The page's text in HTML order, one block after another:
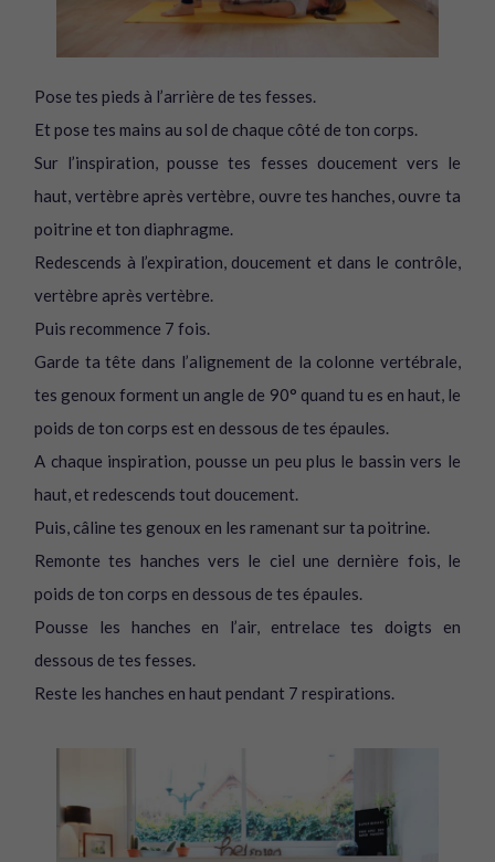
Pose tes pieds à l’arrière de tes fesses.
Et pose tes mains au sol de chaque côté de ton corps.
Sur l’inspiration, pousse tes fesses doucement vers le
haut, vertèbre après vertèbre, ouvre tes hanches, ouvre ta
poitrine et ton diaphragme.
Redescends à l’expiration, doucement et dans le contrôle,
vertèbre après vertèbre.
Puis recommence 7 fois.
Garde ta tête dans l’alignement de la colonne vertébrale,
tes genoux forment un angle de 90° quand tu es en haut, le
poids de ton corps est en dessous de tes épaules.
A chaque inspiration, pousse un peu plus le bassin vers le
haut, et redescends tout doucement.
Puis, câline tes genoux en les ramenant sur ta poitrine.
Remonte tes hanches vers le ciel une dernière fois, le
poids de ton corps en dessous de tes épaules.
Pousse les hanches en l’air, entrelace tes doigts en
dessous de tes fesses.
Reste les hanches en haut pendant 7 respirations.